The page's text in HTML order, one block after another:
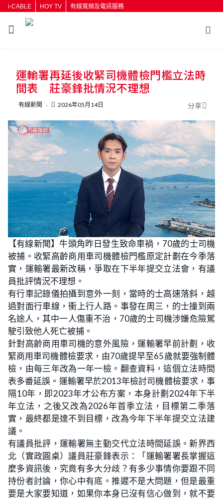
i-CABLE HOY TV 有線寬頻及電訊服務
按輸入鍵開始搜尋
運輸署再延後收緊司機體檢門檻立法時
間表 莊豪鋒批情況不理想
有線新聞 2026年05月14日 分享
U
n
m
t
e
L
o
a
d
e
d
:
3
1
.
4
3
%
【有線新聞】牛頭角昨日發生致命車禍，70歲的士司機
被捕。收緊高齡商用車司機體檢門檻原定計劃在今季落
實，運輸署最新改稱，爭取在下半年提交立法會，有議
員批評情況不理想。
有行車記錄儀拍攝到意外一刻，當時的士高速落斜，越
過對面行車線，衝上行人路。事發在周三，的士撞到兩
名途人，其中一人傷重不治，70歲的士司機涉嫌危險駕
駛引致他人死亡被捕。
針對高齡商用車司機的意外風險，運輸署早前計劃，收
緊商用車司機體檢要求，由70歲提早至65歲就要強制體
檢，由每三年改為一年一檢。翻查資料，這個立法時間
表多番延誤。運輸署早於2013年檢討司機體檢要求，事
隔10年，即2023年才公布方案，本身計劃2024年下半
年立法，之後又改為2026年首季立法，目標第二季落
實，最終都是達不到目標，改為今年下半年提交立法建
議。
有議員批評，運輸署無主動交代立法時間延誤。新界西
北（實政圓桌）議員莊豪鋒表示：「運輸署署長掌握這
麼多資訊後，究竟有多大分歧？有多少事情你要跟不同
持份者討論，你心中有底。推遲不是大問題，但是最重
要是大家要知道，如果你本身已沒有信心做到，就不要